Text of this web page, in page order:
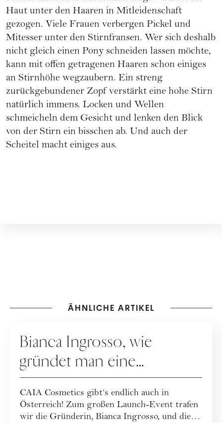
Haut unter den Haaren in Mitleidenschaft
gezogen. Viele Frauen verbergen Pickel und
Mitesser unter den Stirnfransen. Wer sich deshalb
nicht gleich einen Pony schneiden lassen möchte,
kann mit offen getragenen Haaren schon einiges
an Stirnhöhe wegzaubern. Ein streng
zurückgebundener Zopf verstärkt eine hohe Stirn
natürlich immens. Locken und Wellen
schmeicheln dem Gesicht und lenken den Blick
von der Stirn ein bisschen ab. Und auch der
Scheitel macht einiges aus.
ÄHNLICHE ARTIKEL
Bianca Ingrosso, wie
gründet man eine
erfolgreiche Beauty-Brand?
CAIA Cosmetics gibt‘s endlich auch in
Österreich! Zum großen Launch-Event trafen
wir die Gründerin, Bianca Ingrosso, und die